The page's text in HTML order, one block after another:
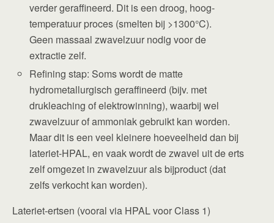
verder geraffineerd. Dit is een droog, hoog-
temperatuur proces (smelten bij >1300°C).
Geen massaal zwavelzuur nodig voor de
extractie zelf.
Refining stap: Soms wordt de matte
hydrometallurgisch geraffineerd (bijv. met
drukleaching of elektrowinning), waarbij wel
zwavelzuur of ammoniak gebruikt kan worden.
Maar dit is een veel kleinere hoeveelheid dan bij
lateriet-HPAL, en vaak wordt de zwavel uit de erts
zelf omgezet in zwavelzuur als bijproduct (dat
zelfs verkocht kan worden).
Lateriet-ertsen (vooral via HPAL voor Class 1)